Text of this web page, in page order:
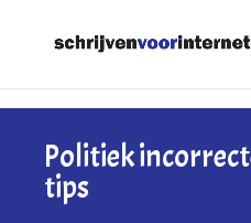
Politiek
tips